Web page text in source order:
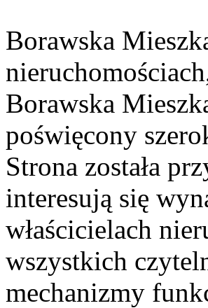
Borawska
Borawska
poświęcony
Strona została
interesują się
właścicielach
wszystkich
mechanizmy